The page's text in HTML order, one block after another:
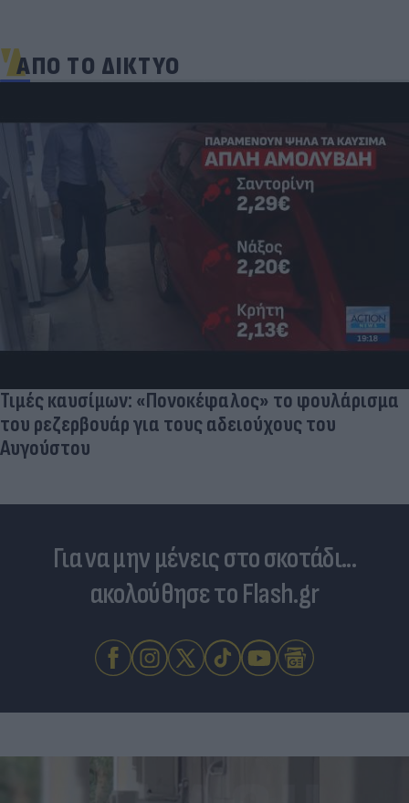
ΑΠΟ ΤΟ ΔΙΚΤΥΟ
Πανζουρλισμός στην παρουσίαση του Σαλάχ -
Χιλιάδες κόσμου στο γήπεδο της Τραμπζονσπόρ
(video)
Για να μην μένεις στο σκοτάδι...
ακολούθησε το Flash.gr